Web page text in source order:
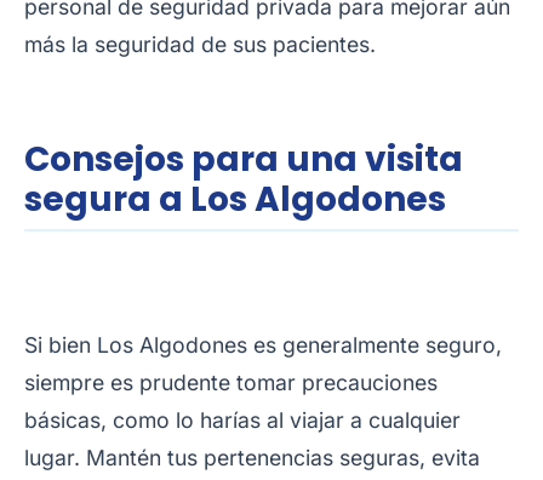
personal de seguridad privada para mejorar aún
más la seguridad de sus pacientes.
Consejos para una visita
segura a Los Algodones
Si bien Los Algodones es generalmente seguro,
siempre es prudente tomar precauciones
básicas, como lo harías al viajar a cualquier
lugar. Mantén tus pertenencias seguras, evita